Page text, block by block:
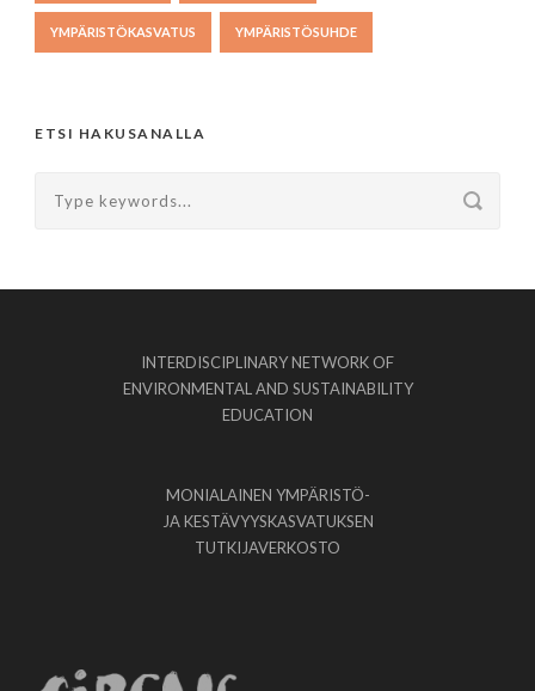
YMPÄRISTÖKASVATUS YMPÄRISTÖSUHDE
ETSI HAKUSANALLA
INTERDISCIPLINARY NETWORK OF
ENVIRONMENTAL AND SUSTAINABILITY
EDUCATION
MONIALAINEN YMPÄRISTÖ-
JA KESTÄVYYSKASVATUKSEN
TUTKIJAVERKOSTO